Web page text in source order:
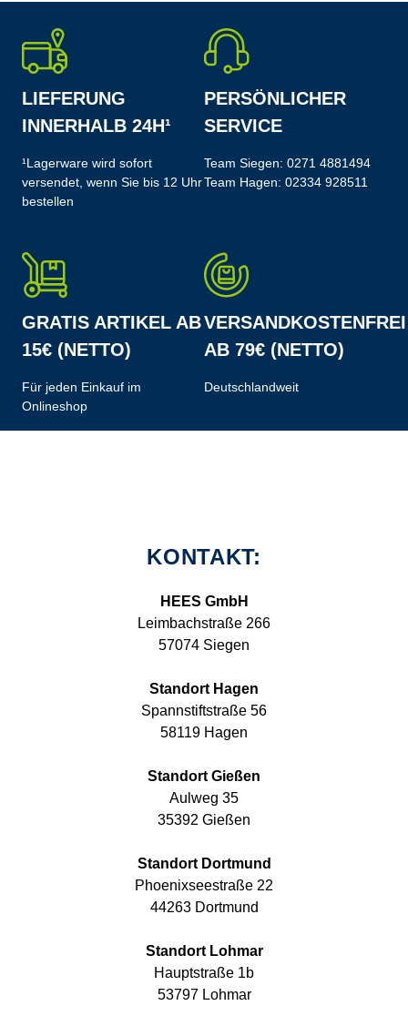
LIEFERUNG
INNERHALB 24H¹
¹Lagerware wird sofort
versendet, wenn Sie bis 12 Uhr
bestellen
PERSÖNLICHER
SERVICE
Team Siegen: 0271 4881494
Team Hagen: 02334 928511
GRATIS ARTIKEL AB
15€ (NETTO)
Für jeden Einkauf im
Onlineshop
VERSANDKOSTENFREI
AB 79€ (NETTO)
Deutschlandweit
KONTAKT:
HEES GmbH
Leimbachstraße 266
57074 Siegen
Standort Hagen
Spannstiftstraße 56
58119 Hagen
Standort Gießen
Aulweg 35
35392 Gießen
Standort Dortmund
Phoenixseestraße 22
44263 Dortmund
Standort Lohmar
Hauptstraße 1b
53797 Lohmar